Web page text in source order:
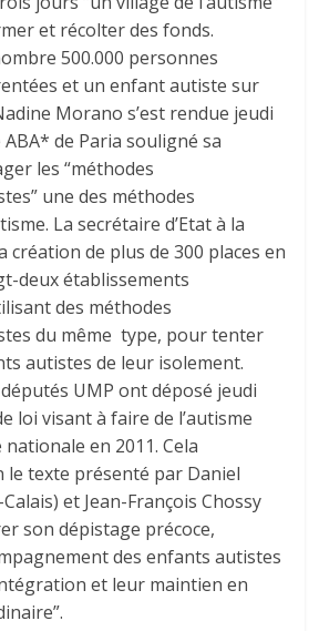
et récolter des fonds.
500.000 personnes
et un enfant autiste sur
Morano s’est rendue jeudi
ABA* de Paria souligné sa
les “méthodes
une des méthodes
La secrétaire d’Etat à la
création de plus de 300 places en
deux établissements
des méthodes
du même type, pour tenter
autistes de leur isolement.
UMP ont déposé jeudi
loi visant à faire de l’autisme
en 2011. Cela
texte présenté par Daniel
et Jean-François Chossy
son dépistage précoce,
des enfants autistes
et leur maintien en